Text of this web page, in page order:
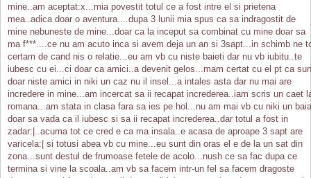
mine..am aceptat:x...mia povestit totul ce a fost intre el si prietena
mea..adica doar o aventura....dupa 3 lunii mia spus ca sa indragostit de
mine nebuneste de mine...doar ca la inceput sa combinat cu mine doar sa
ma f***....ce nu am acuto inca si avem deja un an si 3sapt...in schimb ne
certam de cand nis o relatie...eu am vb cu niste baieti dar nu vb iubitu..te
iubesc cu ei...ci doar ca amici..a devenit gelos...mam certat cu el pt ca
doar niste amici in niki un caz nu il insel...a intales asta dar nu mai are
incredere in mine...am incercat sa ii recapat increderea..iam scris un caet
romana...am stata in clasa fara sa ies pe hol...nu am mai vb cu niki un
doar sa vada ca il iubesc si sa ii recapat increderea..dar totul a fost in
zadar:|..acuma tot ce cred e ca ma insala..e acasa de aproape 3 sapt are
varicela:| si totusi abea vb cu mine...eu sunt din oras el e de la un sat din
zona...sunt destul de frumoase fetele de acolo...nush ce sa fac dupa ce
termina si vine la scoala..am vb sa facem intr-un fel sa facem dragoste